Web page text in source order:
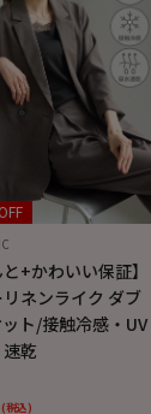
と+かわいい保証】
ネンライク ダブ
ト/接触冷感・UV
乾
(税込)